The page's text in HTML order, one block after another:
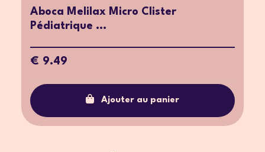
Aboca Melilax Micro Clister
Pédiatrique ...
€ 9.49
Ajouter au panier